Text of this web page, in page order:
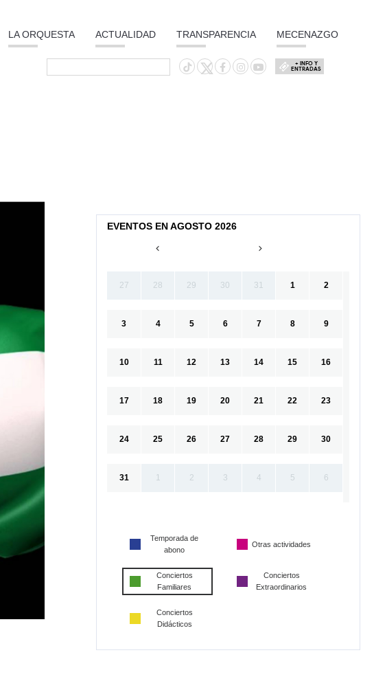
LA ORQUESTA ACTUALIDAD TRANSPARENCIA MECENAZGO
+ INFO Y
ENTRADAS
EVENTOS EN AGOSTO 2026
27 28 29 30 31 1 2
3 4 5 6 7 8 9
10 11 12 13 14 15 16
17 18 19 20 21 22 23
24 25 26 27 28 29 30
31 1 2 3 4 5 6
Temporada de
abono
Otras actividades
Conciertos
Familiares
Conciertos
Extraordinarios
Conciertos
Didácticos